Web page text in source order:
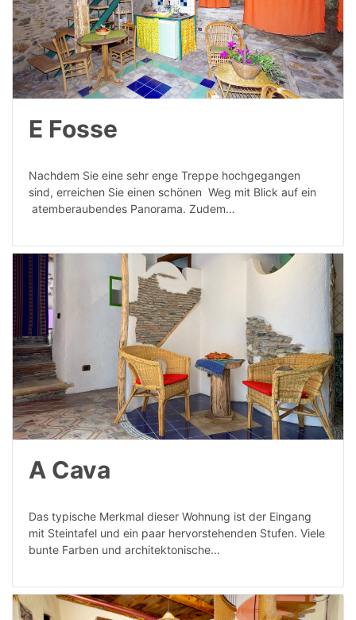
E Fosse
Nachdem Sie eine sehr enge Treppe hochgegangen
sind, erreichen Sie einen schönen Weg mit Blick auf ein
atemberaubendes Panorama. Zudem…
A Cava
Das typische Merkmal dieser Wohnung ist der Eingang
mit Steintafel und ein paar hervorstehenden Stufen. Viele
bunte Farben und architektonische…